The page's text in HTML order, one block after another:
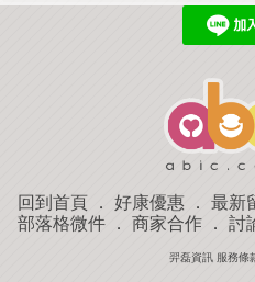
回到首頁 ． 好康優惠 ． 最新
部落格微件． 商家合作． 討
羿磊資訊 服務條